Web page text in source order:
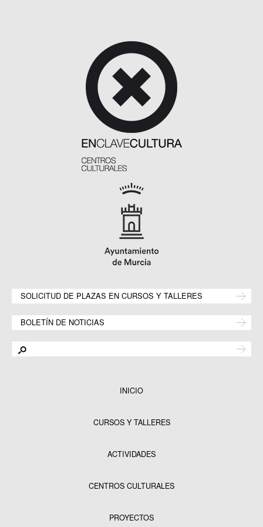
SOLICITUD DE PLAZAS EN CURSOS Y TALLERES
BOLETÍN DE NOTICIAS
INICIO
CURSOS Y TALLERES
ACTIVIDADES
CENTROS CULTURALES
PROYECTOS